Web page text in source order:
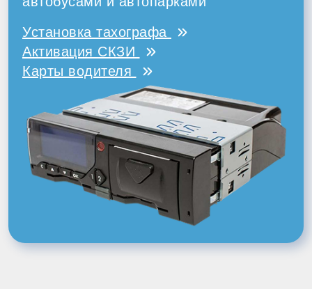
Установка тахографа
Активация СКЗИ
Карты водителя